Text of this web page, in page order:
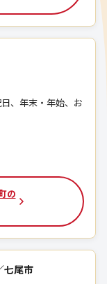
、年末・年始、お
の
七尾市